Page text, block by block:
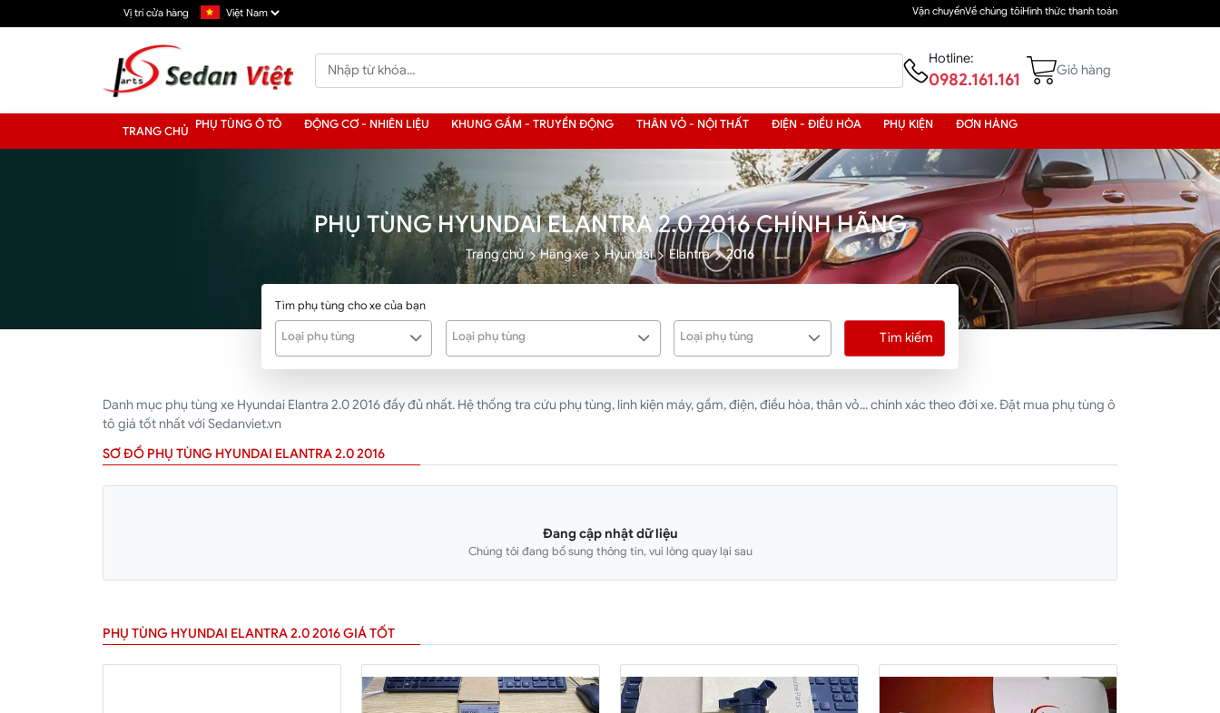
Vị trí cửa hàng Vận chuyểnVề chúng tôiHình thức thanh toán
Hotline:
0982.161.161 Giỏ hàng
TRANG CHỦ PHỤ TÙNG Ô TÔ ĐỘNG CƠ - NHIÊN LIỆU KHUNG GẦM - TRUYỀN ĐỘNG THÂN VỎ - NỘI THẤT ĐIỆN - ĐIỀU HÒA PHỤ KIỆN ĐƠN HÀNG
PHỤ TÙNG HYUNDAI ELANTRA 2.0 2016 CHÍNH HÃNG
Trang chủ Hãng xe Hyundai Elantra 2016
Tìm phụ tùng cho xe của bạn
Loại phụ tùng Loại phụ tùng Loại phụ tùng Tìm kiếm
Danh mục phụ tùng xe Hyundai Elantra 2.0 2016 đầy đủ nhất. Hệ thống tra cứu phụ tùng, linh kiện máy, gầm, điện, điều hòa, thân vỏ... chính xác theo đời xe. Đặt mua phụ tùng ô
tô giá tốt nhất với Sedanviet.vn
SƠ ĐỒ PHỤ TÙNG HYUNDAI ELANTRA 2.0 2016
Đang cập nhật dữ liệu
Chúng tôi đang bổ sung thông tin, vui lòng quay lại sau
PHỤ TÙNG HYUNDAI ELANTRA 2.0 2016 GIÁ TỐT